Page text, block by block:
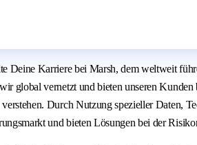
Deine Karriere bei Marsh, dem weltweit
global vernetzt und bieten unseren Kunden
Durch Nutzung spezieller Daten,
und bieten Lösungen bei der